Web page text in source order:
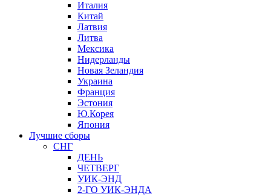
Италия
Китай
Латвия
Литва
Мексика
Нидерланды
Новая Зеландия
Украина
Франция
Эстония
Ю.Корея
Япония
Лучшие сборы
СНГ
ДЕНЬ
ЧЕТВЕРГ
УИК-ЭНД
2-ГО УИК-ЭНДА